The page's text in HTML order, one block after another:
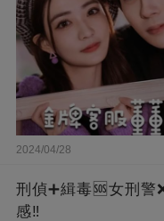
2024/04/28
刑偵➕緝毒🆘女刑警
感‼️